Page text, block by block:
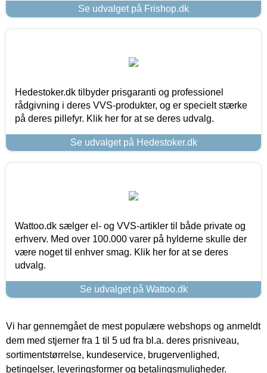
Se udvalget på Frishop.dk
Hedestoker.dk tilbyder prisgaranti og professionel
rådgivning i deres VVS-produkter, og er specielt stærke
på deres pillefyr. Klik her for at se deres udvalg.
Se udvalget på Hedestoker.dk
Wattoo.dk sælger el- og VVS-artikler til både private og
erhverv. Med over 100.000 varer på hylderne skulle der
være noget til enhver smag. Klik her for at se deres
udvalg.
Se udvalget på Wattoo.dk
Vi har gennemgået de mest populære webshops og anmeldt
dem med stjerner fra 1 til 5 ud fra bl.a. deres prisniveau,
sortimentstørrelse, kundeservice, brugervenlighed,
betingelser, leveringsformer og betalingsmuligheder.